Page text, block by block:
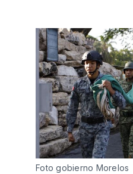
Foto gobierno Morelos